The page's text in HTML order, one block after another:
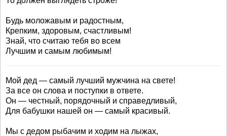
Будь моложавым и радостным,
Крепким, здоровым, счастливым!
Знай, что считаю тебя во всем
Лучшим и самым любимым!
Мой дед — самый лучший мужчина на свете!
За все он слова и поступки в ответе.
Он — честный, порядочный и справедливый,
Для бабушки нашей он — самый красивый.
Мы с дедом рыбачим и ходим на лыжах,